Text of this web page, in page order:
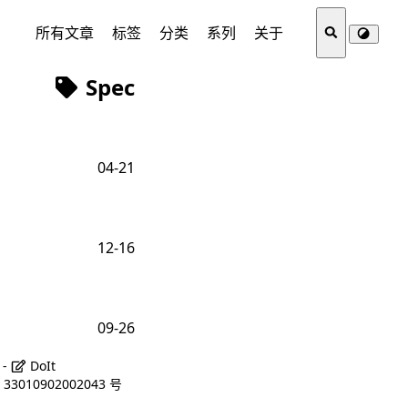
所有文章 标签 分类 系列 关于
Spec
04-21
12-16
09-26
DoIt
号